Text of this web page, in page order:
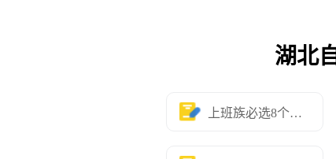
湖北
上班族必选8个专业